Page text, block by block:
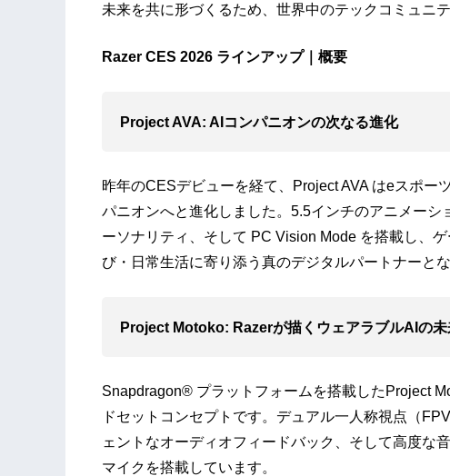
未来を共に形づくるため、世界中のテックコミュニ
Razer CES 2026 ラインアップ｜概要
Project AVA: AIコンパニオンの次なる進化
昨年のCESデビューを経て、Project AVA はeスポー
パニオンへと進化しました。5.5インチのアニメー
ーソナリティ、そして PC Vision Mode を搭載し、
び・日常生活に寄り添う真のデジタルパートナーと
Project Motoko: Razerが描くウェアラブルAIの未
Snapdragon® プラットフォームを搭載したProject
ドセットコンセプトです。デュアル一人称視点（
ェントなオーディオフィードバック、そして高度な
マイクを搭載しています。